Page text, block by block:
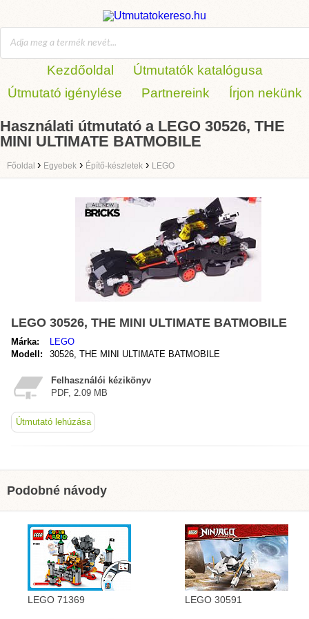
Kezdőoldal
Útmutatók katalógusa
Útmutató igénylése
Partnereink Írjon nekünk
Használati útmutató a LEGO 30526, THE
MINI ULTIMATE BATMOBILE
Főoldal › Egyebek › Építő-készletek › LEGO
LEGO 30526, THE MINI ULTIMATE BATMOBILE
Márka:
LEGO
Modell:
30526, THE MINI ULTIMATE BATMOBILE
Felhasználói kézikönyv
PDF, 2.09 MB
Útmutató lehúzása
Podobné návody
LEGO 71369 LEGO 30591